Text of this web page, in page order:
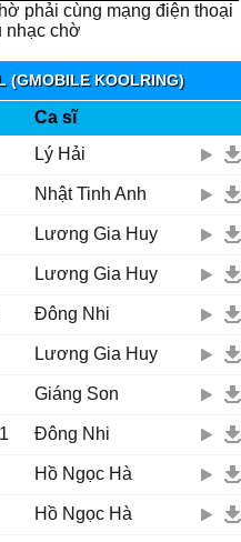
phải cùng mạng điện thoại
nhạc chờ
(GMOBILE KOOLRING)
Ca sĩ
Lý Hải
Nhật Tinh Anh
Lương Gia Huy
Lương Gia Huy
Đông Nhi
Lương Gia Huy
Giáng Son
Đông Nhi
Hồ Ngọc Hà
Hồ Ngọc Hà